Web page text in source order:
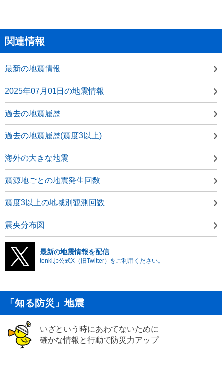
関連情報
最新の地震情報
2025年07月01日の地震情報
過去の地震履歴
過去の地震履歴(震度3以上)
海外の大きな地震
震源地ごとの地震発生回数
震度3以上の地域別観測回数
震央分布図
最新の地震情報を配信
tenki.jp公式X（旧Twitter）をご利用ください。
「知る防災」地震
いざという時にあわてないために
確かな情報と行動で防災力アップ